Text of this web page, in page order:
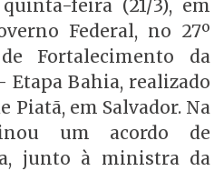
feira (21/3), em
Federal, no 27º
Fortalecimento da
Etapa Bahia, realizado
Piatã, em Salvador. Na
um acordo de
junto à ministra da